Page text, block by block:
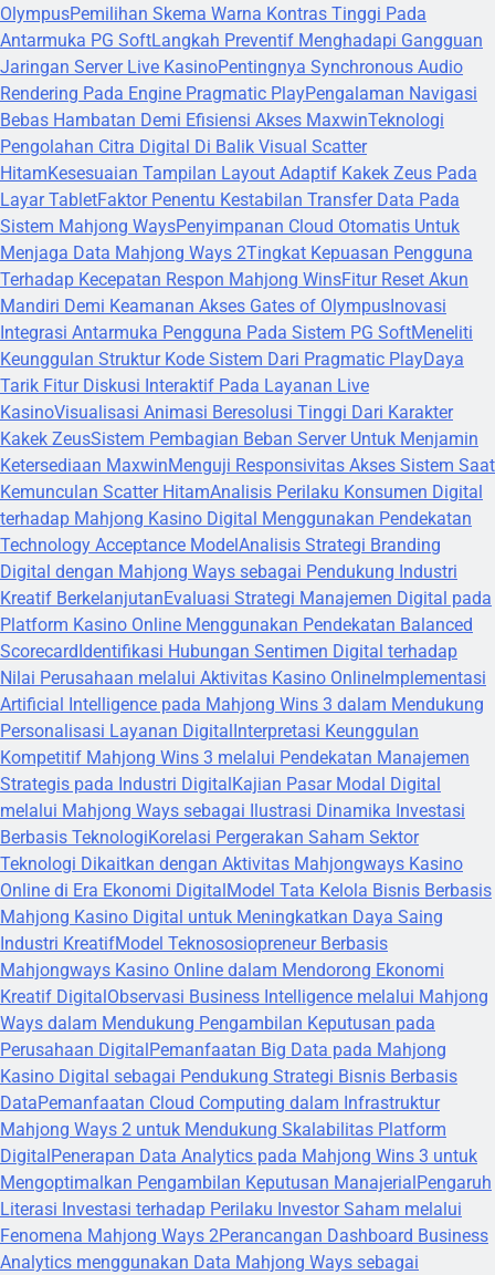
OlympusPemilihan Skema Warna Kontras Tinggi Pada
Antarmuka PG SoftLangkah Preventif Menghadapi Gangguan
Jaringan Server Live KasinoPentingnya Synchronous Audio
Rendering Pada Engine Pragmatic PlayPengalaman Navigasi
Bebas Hambatan Demi Efisiensi Akses MaxwinTeknologi
Pengolahan Citra Digital Di Balik Visual Scatter
HitamKesesuaian Tampilan Layout Adaptif Kakek Zeus Pada
Layar TabletFaktor Penentu Kestabilan Transfer Data Pada
Sistem Mahjong WaysPenyimpanan Cloud Otomatis Untuk
Menjaga Data Mahjong Ways 2Tingkat Kepuasan Pengguna
Terhadap Kecepatan Respon Mahjong WinsFitur Reset Akun
Mandiri Demi Keamanan Akses Gates of OlympusInovasi
Integrasi Antarmuka Pengguna Pada Sistem PG SoftMeneliti
Keunggulan Struktur Kode Sistem Dari Pragmatic PlayDaya
Tarik Fitur Diskusi Interaktif Pada Layanan Live
KasinoVisualisasi Animasi Beresolusi Tinggi Dari Karakter
Kakek ZeusSistem Pembagian Beban Server Untuk Menjamin
Ketersediaan MaxwinMenguji Responsivitas Akses Sistem Saat
Kemunculan Scatter HitamAnalisis Perilaku Konsumen Digital
terhadap Mahjong Kasino Digital Menggunakan Pendekatan
Technology Acceptance ModelAnalisis Strategi Branding
Digital dengan Mahjong Ways sebagai Pendukung Industri
Kreatif BerkelanjutanEvaluasi Strategi Manajemen Digital pada
Platform Kasino Online Menggunakan Pendekatan Balanced
ScorecardIdentifikasi Hubungan Sentimen Digital terhadap
Nilai Perusahaan melalui Aktivitas Kasino OnlineImplementasi
Artificial Intelligence pada Mahjong Wins 3 dalam Mendukung
Personalisasi Layanan DigitalInterpretasi Keunggulan
Kompetitif Mahjong Wins 3 melalui Pendekatan Manajemen
Strategis pada Industri DigitalKajian Pasar Modal Digital
melalui Mahjong Ways sebagai Ilustrasi Dinamika Investasi
Berbasis TeknologiKorelasi Pergerakan Saham Sektor
Teknologi Dikaitkan dengan Aktivitas Mahjongways Kasino
Online di Era Ekonomi DigitalModel Tata Kelola Bisnis Berbasis
Mahjong Kasino Digital untuk Meningkatkan Daya Saing
Industri KreatifModel Teknososiopreneur Berbasis
Mahjongways Kasino Online dalam Mendorong Ekonomi
Kreatif DigitalObservasi Business Intelligence melalui Mahjong
Ways dalam Mendukung Pengambilan Keputusan pada
Perusahaan DigitalPemanfaatan Big Data pada Mahjong
Kasino Digital sebagai Pendukung Strategi Bisnis Berbasis
DataPemanfaatan Cloud Computing dalam Infrastruktur
Mahjong Ways 2 untuk Mendukung Skalabilitas Platform
DigitalPenerapan Data Analytics pada Mahjong Wins 3 untuk
Mengoptimalkan Pengambilan Keputusan ManajerialPengaruh
Literasi Investasi terhadap Perilaku Investor Saham melalui
Fenomena Mahjong Ways 2Perancangan Dashboard Business
Analytics menggunakan Data Mahjong Ways sebagai